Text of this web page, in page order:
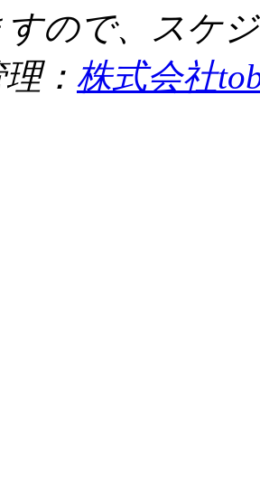
ので、スケ
： 株式会社